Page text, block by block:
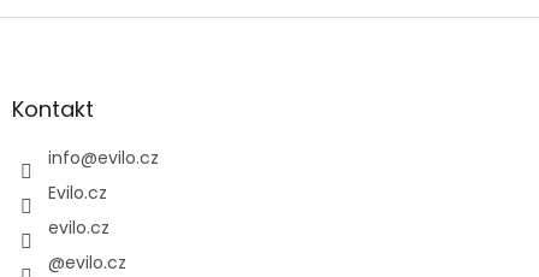
Z
aKontakt
info@evilo.cz
Evilo.cz
evilo.cz
@evilo.cz